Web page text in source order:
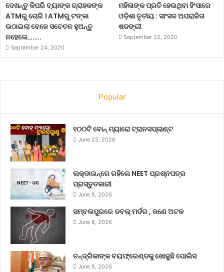
ଦେଖନ୍ତୁ କିପରି ବ୍ୟାଙ୍କ ଗ୍ରାହକଙ୍କ
ATMରୁ ଚୋରି । ATMରୁ ଟଙ୍କା
ଉଠାଇଲା ବେଳେ ସଚେତନ ହୁଅନ୍ତୁ
ନହେଲେ……..
September 24, 2020
ମହିଳାଙ୍କ ପ୍ରତି ହେଉଥିବା ହିଂସାରେ
ଓଡ଼ିଶା ତୃତୀୟ : ସାଂସଦ ଅପରାଜିତା
ଷଡଙ୍ଗୀ
September 22, 2020
Popular
୧୦୦ଟି ବୋନ୍ ମ୍ୟାରୋ ଟ୍ରାନସପ୍ଲାଣ୍ଟ
June 23, 2026
ଲକ୍‌ଡାଉନ୍‌ରେ ରହିଲେ NEET ପ୍ରଶ୍ନପତ୍ର
ପ୍ରସ୍ତୁତକାରୀ
June 8, 2026
ସମ୍ବଲପୁରରେ ଡବଲ୍ ମର୍ଡର , ଜଣେ ଅଟକ
June 8, 2026
ଚନ୍ଦ୍ରିକାଙ୍କ ବୟଫ୍ରେଣ୍ଡକୁ ଖୋଜୁଛି ପୋଲିସ
June 8, 2026